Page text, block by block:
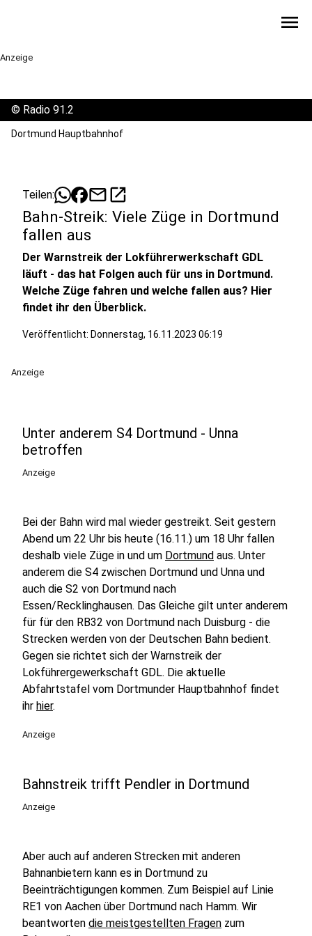
menu
Anzeige
© Radio 91.2
Dortmund Hauptbahnhof
Teilen: mailopen_in_new
Bahn-Streik: Viele Züge in Dortmund
fallen aus
Der Warnstreik der Lokführerwerkschaft GDL
läuft - das hat Folgen auch für uns in Dortmund.
Welche Züge fahren und welche fallen aus? Hier
findet ihr den Überblick.
Veröffentlicht: Donnerstag, 16.11.2023 06:19
Anzeige
Unter anderem S4 Dortmund - Unna
betroffen
Anzeige
Bei der Bahn wird mal wieder gestreikt. Seit gestern
Abend um 22 Uhr bis heute (16.11.) um 18 Uhr fallen
deshalb viele Züge in und um Dortmund aus. Unter
anderem die S4 zwischen Dortmund und Unna und
auch die S2 von Dortmund nach
Essen/Recklinghausen. Das Gleiche gilt unter anderem
für für den RB32 von Dortmund nach Duisburg - die
Strecken werden von der Deutschen Bahn bedient.
Gegen sie richtet sich der Warnstreik der
Lokführergewerkschaft GDL. Die aktuelle
Abfahrtstafel vom Dortmunder Hauptbahnhof findet
ihr hier.
Anzeige
Bahnstreik trifft Pendler in Dortmund
Anzeige
Aber auch auf anderen Strecken mit anderen
Bahnanbietern kann es in Dortmund zu
Beeinträchtigungen kommen. Zum Beispiel auf Linie
RE1 von Aachen über Dortmund nach Hamm. Wir
beantworten die meistgestellten Fragen zum